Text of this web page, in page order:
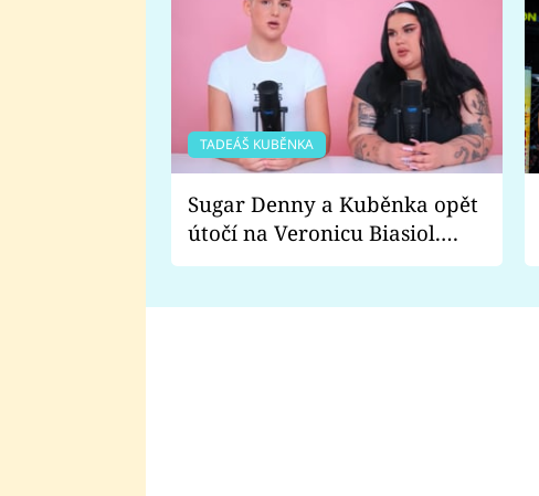
TADEÁŠ KUBĚNKA
Sugar Denny a Kuběnka opět
útočí na Veronicu Biasiol.
Proč je podle nich falešná a